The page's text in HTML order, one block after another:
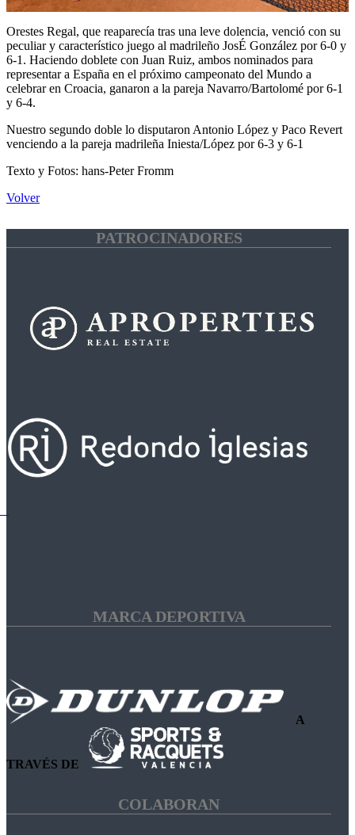
Orestes Regal, que reaparecía tras una leve dolencia, venció con su
peculiar y característico juego al madrileño JosÉ González por 6-0 y
6-1. Haciendo doblete con Juan Ruiz, ambos nominados para
representar a España en el próximo campeonato del Mundo a
celebrar en Croacia, ganaron a la pareja Navarro/Bartolomé por 6-1
y 6-4.
Nuestro segundo doble lo disputaron Antonio López y Paco Revert
venciendo a la pareja madrileña Iniesta/López por 6-3 y 6-1
Texto y Fotos: hans-Peter Fromm
Volver
PATROCINADORES
MARCA DEPORTIVA
A
TRAVÉS DE
COLABORAN